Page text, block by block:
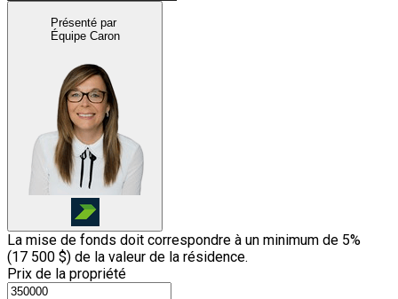
Présenté par
Équipe Caron
La mise de fonds doit correspondre à un minimum de 5%
(17 500 $) de la valeur de la résidence.
Prix de la propriété